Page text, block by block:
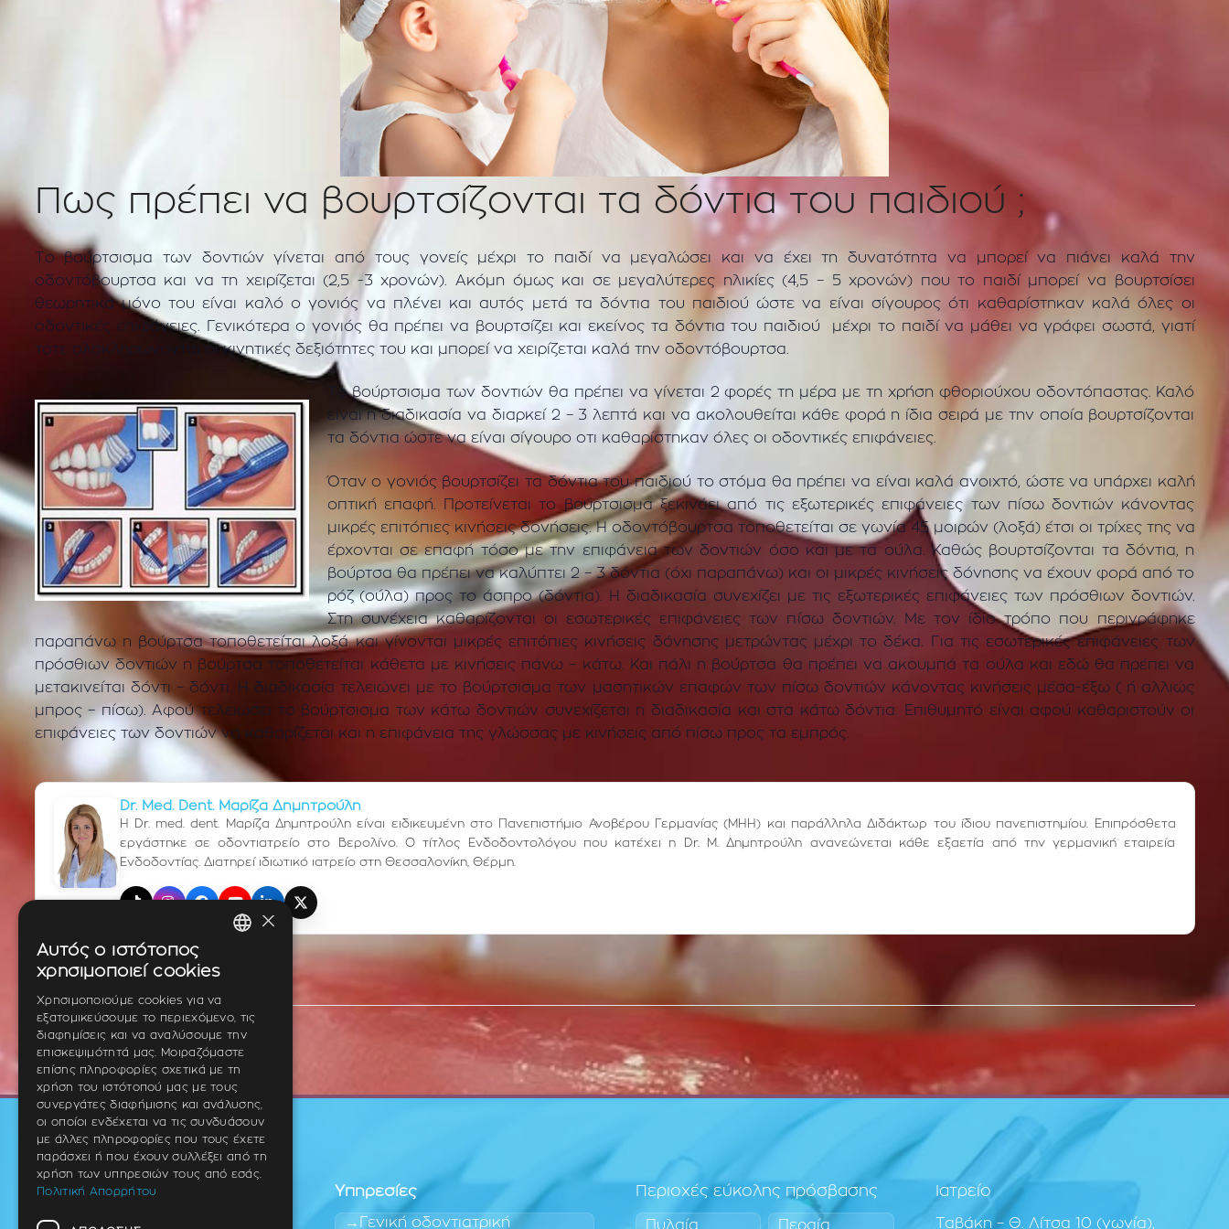
Πως πρέπει να βουρτσίζονται τα δόντια του παιδιού ;
Το βούρτσισμα των δοντιών γίνεται από τους γονείς μέχρι το παιδί να μεγαλώσει και να έχει τη δυνατότητα να μπορεί να πιάνει καλά την
οδοντόβουρτσα και να τη χειρίζεται (2,5 -3 χρονών). Ακόμη όμως και σε μεγαλύτερες ηλικίες (4,5 – 5 χρονών) που το παιδί μπορεί να βουρτσίσει
θεωρητικά μόνο του είναι καλό ο γονιός να πλένει και αυτός μετά τα δόντια του παιδιού ώστε να είναι σίγουρος ότι καθαρίστηκαν καλά όλες οι
οδοντικές επιφάνειες. Γενικότερα ο γονιός θα πρέπει να βουρτσίζει και εκείνος τα δόντια του παιδιού μέχρι το παιδί να μάθει να γράφει σωστά, γιατί
τότε ολοκληρώνονται οι κινητικές δεξιότητες του και μπορεί να χειρίζεται καλά την οδοντόβουρτσα.
Το βούρτσισμα των δοντιών θα πρέπει να γίνεται 2 φορές τη μέρα με τη χρήση φθοριούχου οδοντόπαστας. Καλό
είναι η διαδικασία να διαρκεί 2 – 3 λεπτά και να ακολουθείται κάθε φορά η ίδια σειρά με την οποία βουρτσίζονται
τα δόντια ώστε να είναι σίγουρο οτι καθαρίστηκαν όλες οι οδοντικές επιφάνειες.
Όταν ο γονιός βουρτσίζει τα δόντια του παιδιού το στόμα θα πρέπει να είναι καλά ανοιχτό, ώστε να υπάρχει καλή
οπτική επαφή. Προτείνεται το βούρτσισμα ξεκινάει από τις εξωτερικές επιφάνειες των πίσω δοντιών κάνοντας
μικρές επιτόπιες κινήσεις δονήσεις. Η οδοντόβουρτσα τοποθετείται σε γωνία 45 μοιρών (λοξά) έτσι οι τρίχες της να
έρχονται σε επαφή τόσο με την επιφάνεια των δοντιών όσο και με τα ούλα. Καθώς βουρτσίζονται τα δόντια, η
βούρτσα θα πρέπει να καλύπτει 2 – 3 δόντια (όχι παραπάνω) και οι μικρές κινήσεις δόνησης να έχουν φορά από το
ρόζ (ούλα) προς το άσπρο (δόντια). Η διαδικασία συνεχίζει με τις εξωτερικές επιφάνειες των πρόσθιων δοντιών.
Στη συνέχεια καθαρίζονται οι εσωτερικές επιφάνειες των πίσω δοντιών. Με τον ίδιο τρόπο που περιγράφηκε
παραπάνω η βούρτσα τοποθετείται λοξά και γίνονται μικρές επιτόπιες κινήσεις δόνησης μετρώντας μέχρι το δέκα. Για τις εσωτερικές επιφάνειες των
πρόσθιων δοντιών η βούρτσα τοποθετείται κάθετα με κινήσεις πάνω – κάτω. Και πάλι η βούρτσα θα πρέπει να ακουμπά τα ούλα και εδώ θα πρέπει να
μετακινείται δόντι – δόντι. Η διαδικασία τελειώνει με το βούρτσισμα των μασητικών επαφών των πίσω δοντιών κάνοντας κινήσεις μέσα-έξω ( ή αλλιώς
μπρος – πίσω). Αφού τελειώσει το βούρτσισμα των κάτω δοντιών συνεχίζεται η διαδικασία και στα κάτω δόντια. Επιθυμητό είναι αφού καθαριστούν οι
επιφάνειες των δοντιών να καθαρίζεται και η επιφάνεια της γλώσσας με κινήσεις από πίσω προς τα εμπρός.
Dr. Med. Dent. Μαρίζα Δημητρούλη
Η Dr. med. dent. Μαρίζα Δημητρούλη είναι ειδικευμένη στο Πανεπιστήμιο Ανοβέρου Γερμανίας (ΜΗΗ) και παράλληλα Διδάκτωρ του ίδιου πανεπιστημίου. Επιπρόσθετα
εργάστηκε σε οδοντιατρείο στο Βερολίνο. Ο τίτλος Ενδοδοντολόγου που κατέχει η Dr. Μ. Δημητρούλη ανανεώνεται κάθε εξαετία από την γερμανική εταιρεία
Ενδοδοντίας. Διατηρεί ιδιωτικό ιατρείο στη Θεσσαλονίκη, Θέρμη.
Instagram
FacebookYouTubeLinkedInX (Twitter)
Υπηρεσίες
Γενική οδοντιατρική
Περιοχές εύκολης πρόσβασης
Πυλαία Περαία
Ιατρείο
Ταβάκη – Θ. Λίτσα 10 (γωνία),
×
Αυτός ο ιστότοπος
χρησιμοποιεί cookies
Χρησιμοποιούμε cookies για να
εξατομικεύσουμε το περιεχόμενο, τις
διαφημίσεις και να αναλύσουμε την
επισκεψιμότητά μας. Μοιραζόμαστε
επίσης πληροφορίες σχετικά με τη
χρήση του ιστότοπού μας με τους
συνεργάτες διαφήμισης και ανάλυσης,
οι οποίοι ενδέχεται να τις συνδυάσουν
με άλλες πληροφορίες που τους έχετε
παράσχει ή που έχουν συλλέξει από τη
χρήση των υπηρεσιών τους από εσάς.
Πολιτική Απορρήτου